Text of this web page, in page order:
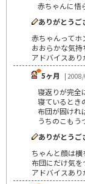
赤ちゃんに悟
ありがとうご
赤ちゃんってホ
おおらかな気持
アドバイスあり
5ヶ月
|
寝返りが完全
寝ているとき
布団が固け
うちのこもう
ありがとうご
ちゃんと顔は横
布団にだけ気
アドバイスあり